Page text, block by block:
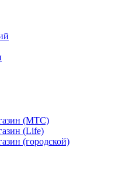
(МТС)
(Life)
(городской)